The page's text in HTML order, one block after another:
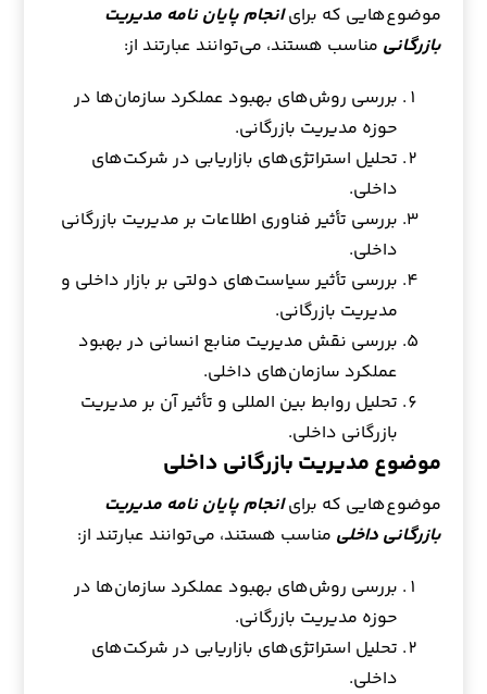
موضوع‌هایی که برایانجام پایان نامه مدیریت
بازرگانی مناسب هستند، می‌توانند عبارتند از:
بررسی روش‌های بهبود عملکرد سازمان‌ها در
حوزه مدیریت بازرگانی.
تحلیل استراتژی‌های بازاریابی در شرکت‌های
داخلی.
بررسی تأثیر فناوری اطلاعات بر مدیریت بازرگانی
داخلی.
بررسی تأثیر سیاست‌های دولتی بر بازار داخلی و
مدیریت بازرگانی.
بررسی نقش مدیریت منابع انسانی در بهبود
عملکرد سازمان‌های داخلی.
تحلیل روابط بین المللی و تأثیر آن بر مدیریت
بازرگانی داخلی.
موضوع مدیریت بازرگانی داخلی
موضوع‌هایی که برایانجام پایان نامه مدیریت
بازرگانی داخلی مناسب هستند، می‌توانند عبارتند از:
بررسی روش‌های بهبود عملکرد سازمان‌ها در
حوزه مدیریت بازرگانی.
تحلیل استراتژی‌های بازاریابی در شرکت‌های
داخلی.